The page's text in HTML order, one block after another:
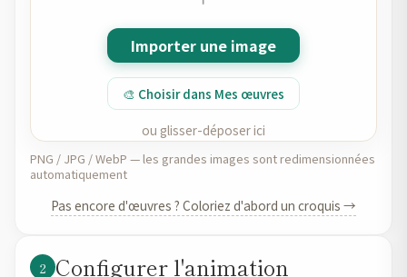
Importer une image
🎨 Choisir dans Mes œuvres
ou glisser-déposer ici
PNG / JPG / WebP — les grandes images sont redimensionnées
automatiquement
Pas encore d'œuvres ? Coloriez d'abord un croquis →
2 Configurer l'animation